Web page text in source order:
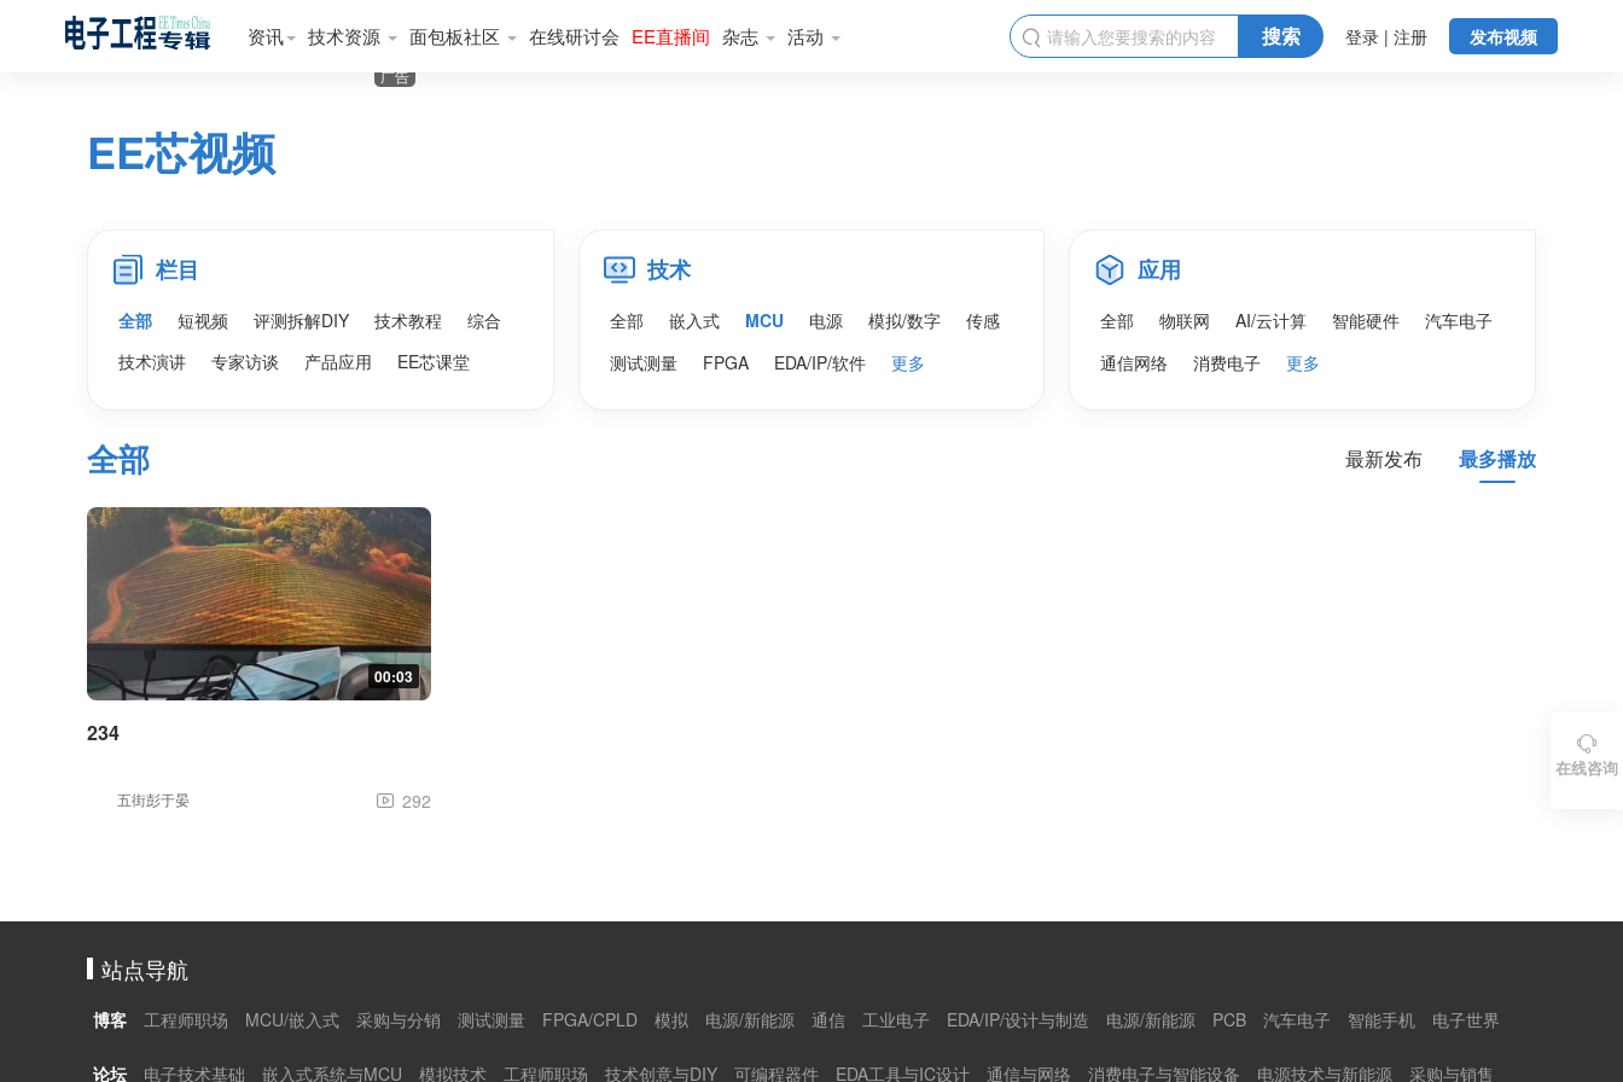
资讯 技术资源 面包板社区 在线研讨会 EE直播间 杂志 活动 发布视频
登录 | 注册
 搜索
EE芯视频
广告
栏目
全部 短视频 评测拆解DIY 技术教程
综合
技术演讲
专家访谈 产品应用 EE芯课堂
技术
全部 嵌入式 MCU 电源 模拟/数字
传感
测试测量
FPGA EDA/IP/软件 更多
应用
全部 物联网 AI/云计算 智能硬件
汽车电子
通信网络
消费电子 更多
全部 最新发布 最多播放
00:03
234
五街彭于晏  292
站点导航
博客 工程师职场 MCU/嵌入式 采购与分销 测试测量 FPGA/CPLD 模拟 电源/新能源 通信 工业电子 EDA/IP/设计与制造 电源/新能源 PCB 汽车电子 智能手机 电子世界
论坛 电子技术基础 嵌入式系统与MCU 模拟技术 工程师职场 技术创意与DIY 可编程器件 EDA工具与IC设计 通信与网络 消费电子与智能设备 电源技术与新能源 采购与销售

在线咨询